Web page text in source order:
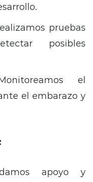
pruebas
posibles
el
el embarazo y
apoyo y